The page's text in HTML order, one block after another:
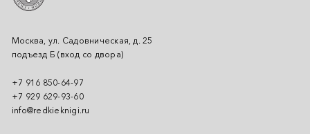
Москва, ул. Садовническая, д. 25
подъезд Б (вход со двора)
+7 916 850-64-97
+7 929 629-93-60
info@redkieknigi.ru